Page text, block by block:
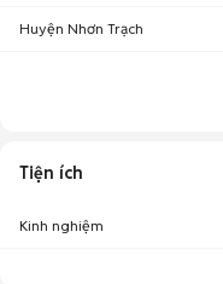
Huyện Nhơn Trạch
Tiện ích
Kinh nghiệm